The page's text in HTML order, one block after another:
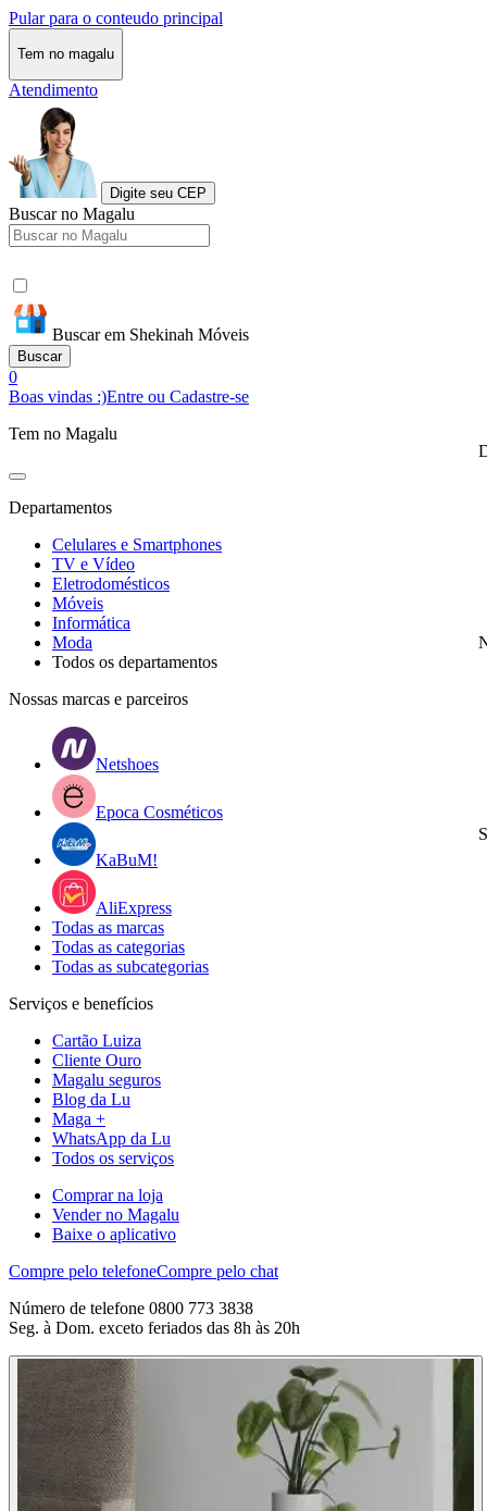
Pular para o conteudo principal
Tem no magalu
Atendimento
Digite seu CEP
Buscar no Magalu
Buscar em Shekinah Móveis
Buscar
0
Boas vindas :)Entre ou Cadastre-se
Tem no Magalu
Departamentos
Celulares e Smartphones
TV e Vídeo
Eletrodomésticos
Móveis
Informática
Moda
Todos os departamentos
Nossas marcas e parceiros
Netshoes
Epoca Cosméticos
KaBuM!
AliExpress
Todas as marcas
Todas as categorias
Todas as subcategorias
Serviços e benefícios
Cartão Luiza
Cliente Ouro
Magalu seguros
Blog da Lu
Maga +
WhatsApp da Lu
Todos os serviços
Comprar na loja
Vender no Magalu
Baixe o aplicativo
Compre pelo telefoneCompre pelo chat
Número de telefone 0800 773 3838
Seg. à Dom. exceto feriados das 8h às 20h